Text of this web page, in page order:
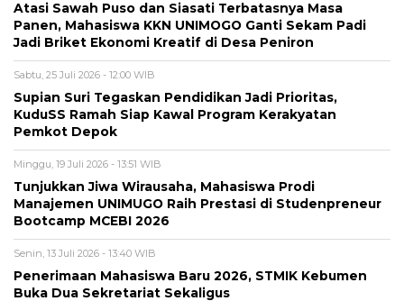
Atasi Sawah Puso dan Siasati Terbatasnya Masa
Panen, Mahasiswa KKN UNIMOGO Ganti Sekam Padi
Jadi Briket Ekonomi Kreatif di Desa Peniron
Sabtu, 25 Juli 2026 - 12:00 WIB
Supian Suri Tegaskan Pendidikan Jadi Prioritas,
KuduSS Ramah Siap Kawal Program Kerakyatan
Pemkot Depok
Minggu, 19 Juli 2026 - 13:51 WIB
Tunjukkan Jiwa Wirausaha, Mahasiswa Prodi
Manajemen UNIMUGO Raih Prestasi di Studenpreneur
Bootcamp MCEBI 2026
Senin, 13 Juli 2026 - 13:40 WIB
Penerimaan Mahasiswa Baru 2026, STMIK Kebumen
Buka Dua Sekretariat Sekaligus